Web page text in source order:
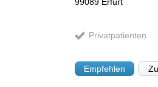
Privatpatienten
Empfehlen